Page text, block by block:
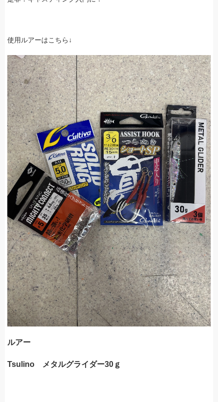
使用ルアーはこちら↓
ルアー
Tsulino メタルグライダー30ｇ